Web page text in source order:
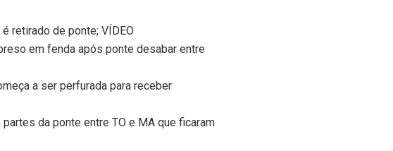
retirado de ponte; VÍDEO
em fenda após ponte desabar entre
a ser perfurada para receber
da ponte entre TO e MA que ficaram